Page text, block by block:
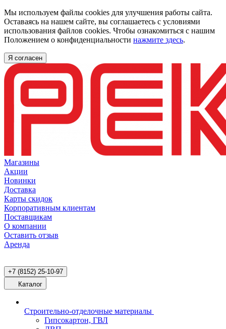
Мы используем файлы cookies для улучшения работы сайта.
Оставаясь на нашем сайте, вы соглашаетесь с условиями
использования файлов cookies. Чтобы ознакомиться с нашим
Положением о конфиденциальности нажмите здесь.
Я согласен
Магазины
Акции
Новинки
Доставка
Карты скидок
Корпоративным клиентам
Поставщикам
О компании
Оставить отзыв
Аренда
+7 (8152) 25-10-97
Каталог
Строительно-отделочные материалы
Гипсокартон, ГВЛ